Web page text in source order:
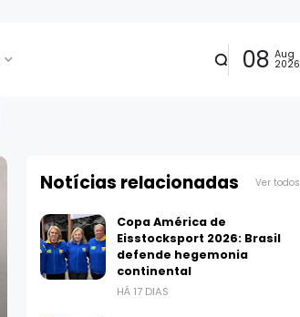
08 Aug
2026
Notícias relacionadas Ver todos
Copa América de
Eisstocksport 2026: Brasil
defende hegemonia
continental
HÁ 17 DIAS